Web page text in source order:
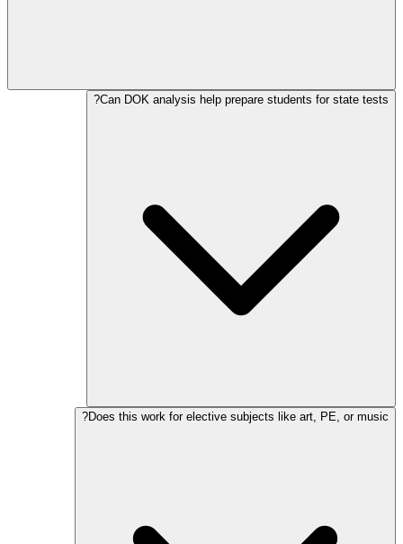
Can DOK analysis help prepare students for state tests?
Does this work for elective subjects like art, PE, or music?